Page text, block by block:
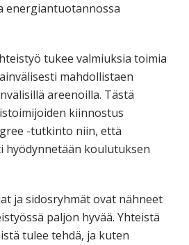
energiantuotannossa
tukee valmiuksia toimia
mahdollistaen
areenoilla. Tästä
kiinnostus
-tutkinto niin, että
hyödynnetään koulutuksen
ja sidosryhmät ovat nähneet
paljon hyvää. Yhteistä
tulee tehdä, ja kuten